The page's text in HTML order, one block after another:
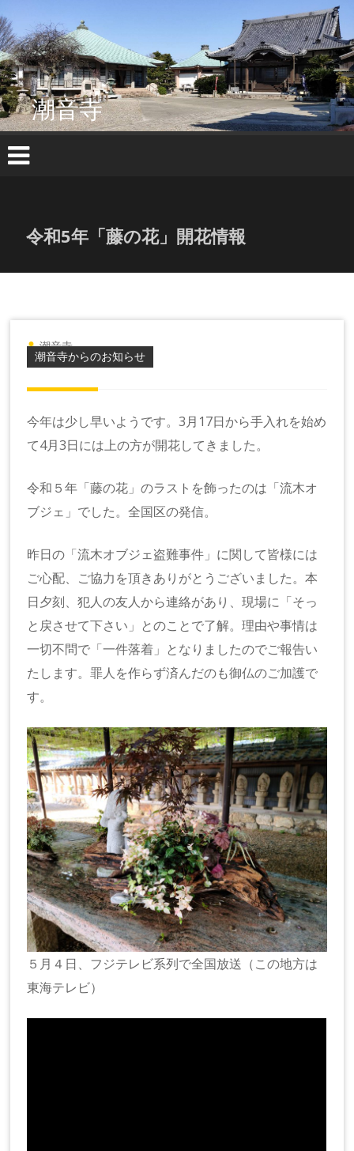
ン
テ
ン
ツ
へ
ス
キ
ッ
潮音寺
令和5年「藤の花」開花情報
潮音寺からのお知らせ
潮音寺
今年は少し早いようです。3月17日から手入れを始め
て4月3日には上の方が開花してきました。
令和５年「藤の花」のラストを飾ったのは「流木オ
ブジェ」でした。全国区の発信。
昨日の「流木オブジェ盗難事件」に関して皆様には
ご心配、ご協力を頂きありがとうございました。本
日夕刻、犯人の友人から連絡があり、現場に「そっ
と戻させて下さい」とのことで了解。理由や事情は
一切不問で「一件落着」となりましたのでご報告い
たします。罪人を作らず済んだのも御仏のご加護で
す。
５月４日、フジテレビ系列で全国放送（この地方は
東海テレビ）